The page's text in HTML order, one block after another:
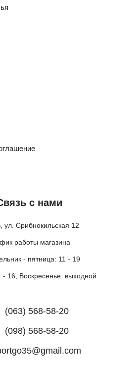
с нами
ул. Срибнокильская 12
работы магазина
- пятница: 11 - 19
- 16, Воскресенье: выходной
(063) 568-58-20
(098) 568-58-20